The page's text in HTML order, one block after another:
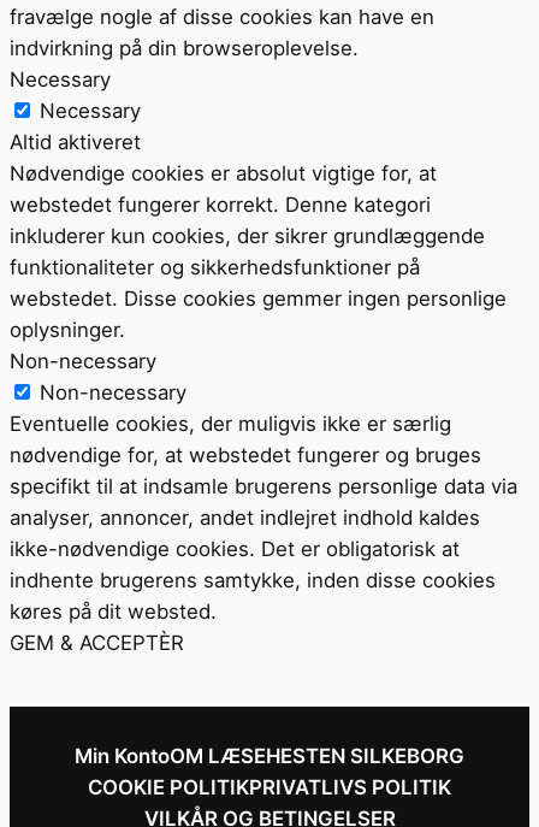
fravælge nogle af disse cookies kan have en
indvirkning på din browseroplevelse.
Necessary
Necessary
Altid aktiveret
Nødvendige cookies er absolut vigtige for, at
webstedet fungerer korrekt. Denne kategori
inkluderer kun cookies, der sikrer grundlæggende
funktionaliteter og sikkerhedsfunktioner på
webstedet. Disse cookies gemmer ingen personlige
oplysninger.
Non-necessary
Non-necessary
Eventuelle cookies, der muligvis ikke er særlig
nødvendige for, at webstedet fungerer og bruges
specifikt til at indsamle brugerens personlige data via
analyser, annoncer, andet indlejret indhold kaldes
ikke-nødvendige cookies. Det er obligatorisk at
indhente brugerens samtykke, inden disse cookies
køres på dit websted.
GEM & ACCEPTÈR
Min KontoOM LÆSEHESTEN SILKEBORG
COOKIE POLITIKPRIVATLIVS POLITIK
VILKÅR OG BETINGELSER